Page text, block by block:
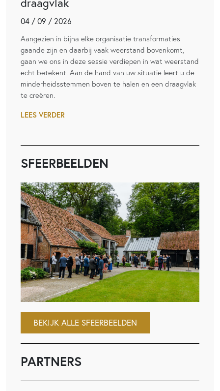
04 / 09 / 2026
Aangezien in bijna elke organisatie transformaties
gaande zijn en daarbij vaak weerstand bovenkomt,
gaan we ons in deze sessie verdiepen in wat weerstand
echt betekent. Aan de hand van uw situatie leert u de
minderheidsstemmen boven te halen en een draagvlak
te creëren.
LEES VERDER
SFEERBEELDEN
BEKIJK ALLE SFEERBEELDEN
PARTNERS